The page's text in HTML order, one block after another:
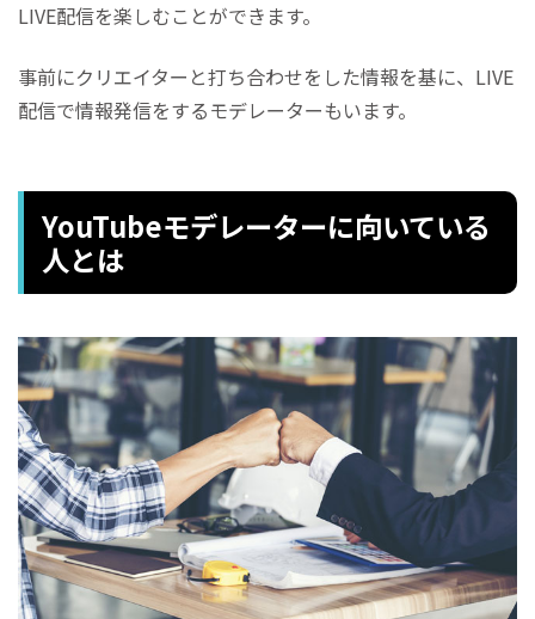
LIVE配信を楽しむことができます。
事前にクリエイターと打ち合わせをした情報を基に、LIVE
配信で情報発信をするモデレーターもいます。
YouTubeモデレーターに向いている
人とは